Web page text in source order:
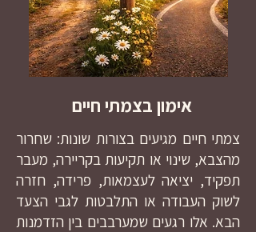
אימון בצמתי חיים
צמתי חיים מגיעים בצורות שונות: שחרור
מהצבא, שינוי או תקיעות בקריירה, מעבר
תפקיד, יציאה לעצמאות, פרידה, חזרה
לשוק העבודה או התלבטות לגבי הצעד
הבא. אלו רגעים שמערבבים בין הזדמנות